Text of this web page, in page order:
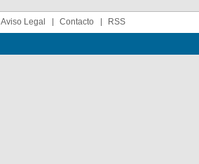
Aviso Legal Contacto RSS